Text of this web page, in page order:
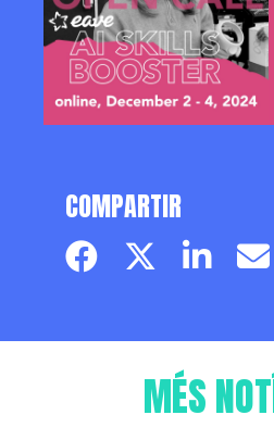
COMPARTIR
Facebook pageTwitter page
Linkedin
MÉS